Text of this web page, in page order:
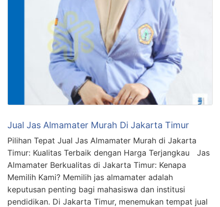
Jual Jas Almamater Murah Di Jakarta Timur
Pilihan Tepat Jual Jas Almamater Murah di Jakarta
Timur: Kualitas Terbaik dengan Harga Terjangkau Jas
Almamater Berkualitas di Jakarta Timur: Kenapa
Memilih Kami? Memilih jas almamater adalah
keputusan penting bagi mahasiswa dan institusi
pendidikan. Di Jakarta Timur, menemukan tempat jual